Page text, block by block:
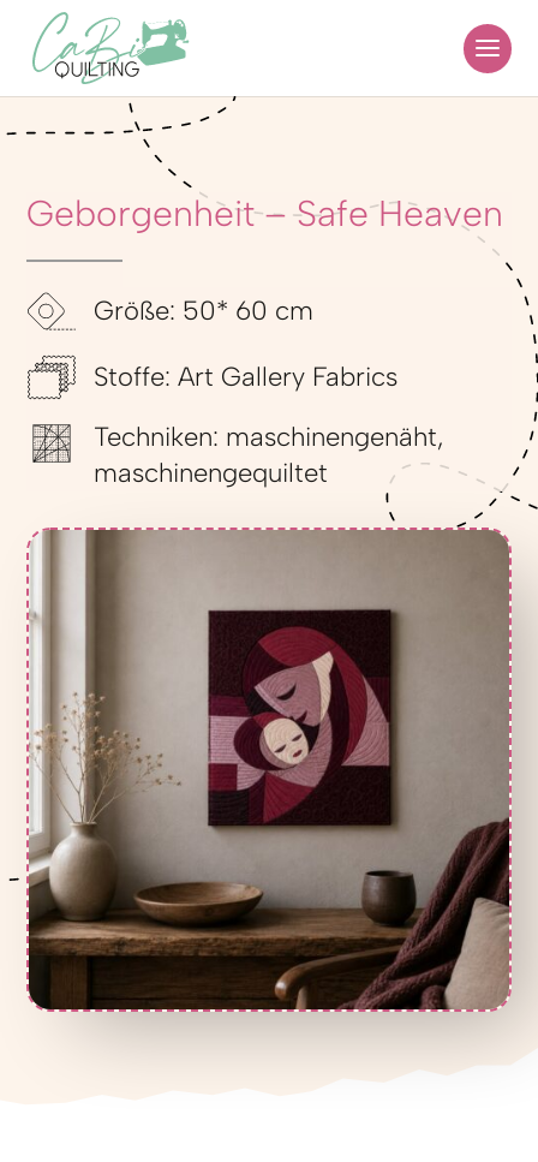
Geborgenheit – Safe Heaven
Größe: 50* 60 cm
Stoffe: Art Gallery Fabrics
Techniken: maschinengenäht,
maschinengequiltet